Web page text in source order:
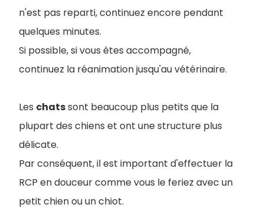
n'est pas reparti, continuez encore pendant
quelques minutes.
Si possible, si vous êtes accompagné,
continuez la réanimation jusqu'au vétérinaire.
Les chatssont beaucoup plus petits que la
plupart des chiens et ont une structure plus
délicate.
Par conséquent, il est important d'effectuer la
RCP en douceur comme vous le feriez avec un
petit chien ou un chiot.